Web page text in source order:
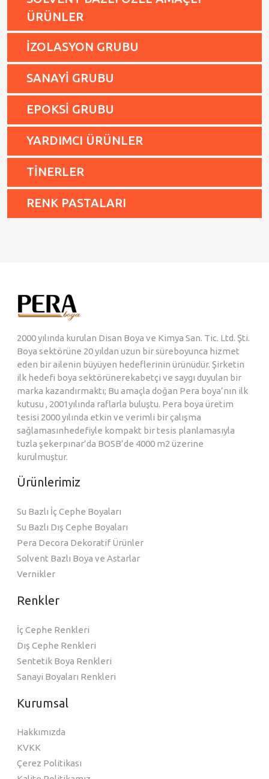
ÜRÜNLER
İZOLASYON GRUBU
SANAYİ GRUBU
EPOKSİ GRUBU
YARDIMCI ÜRÜNLER
TİNERLER
RENK PASTALARI
2000 yılında kurulan Disan Boya ve Kimya San. Tic. Ltd. Şti.
Boya sektörüne 20 yıldan uzun bir süreboyunca hizmet
eden bir ailenin büyüyen hedeflerinin ürünüdür. Şirketin
ilk hedefi boya sektörünerekabetçi ve saygı duyulan bir
marka kazandırmaktı; Bu amaçla doğan Pera boya’nın ilk
kutusu , 2001yılında raflarla buluştu. Pera boya üretim
tesisi 2000 yılında etkin ve verimli bir çalışma
sağlamasınhedefiyle kompakt bir tesis planlamasıyla
tuzla şekerpınar’da BOSB’de 4000 m2 üzerine
kurulmuştur.
Ürünlerimiz
Su Bazlı İç Cephe Boyaları
Su Bazlı Dış Cephe Boyaları
Pera Decora Dekoratif Ürünler
Solvent Bazlı Boya ve Astarlar
Vernikler
Renkler
İç Cephe Renkleri
Dış Cephe Renkleri
Sentetik Boya Renkleri
Sanayi Boyaları Renkleri
Kurumsal
Hakkımızda
KVKK
Çerez Politikası